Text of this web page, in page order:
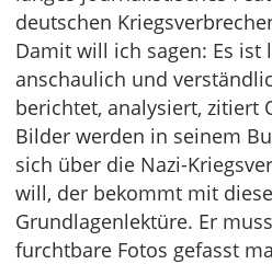
deutschen
Damit will ich sagen: Es ist
anschaulich und
berichtet, analysiert, zitiert
Bilder werden in seinem
sich über die Nazi-
will, der bekommt mit
Grundlagenlektüre. Er
furchtbare Fotos gefasst